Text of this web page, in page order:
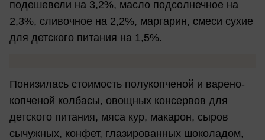
подешевели на 3,2%, масло подсолнечное на
2,3%, сливочное на 2,2%, маргарин, смеси сухие
для детского питания на 1,5%.
Понизилась стоимость полукопченой и варено-
копченой колбасы, овощных консервов для
детского питания, мяса кур, макарон, сыров
сычужных, конфет, глазированных шоколадом,